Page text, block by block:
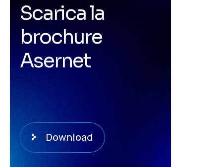
Scarica la
brochure
Asernet
Download